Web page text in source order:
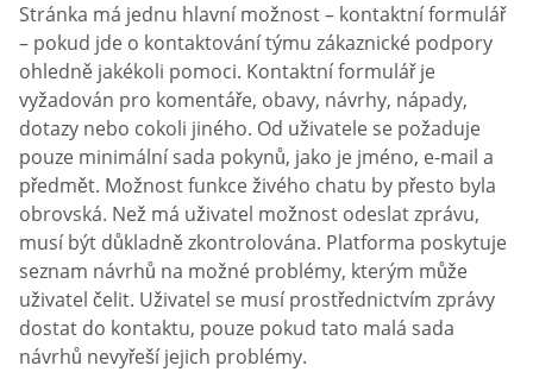
Stránka má jednu hlavní možnost – kontaktní formulář
– pokud jde o kontaktování týmu zákaznické podpory
ohledně jakékoli pomoci. Kontaktní formulář je
vyžadován pro komentáře, obavy, návrhy, nápady,
dotazy nebo cokoli jiného. Od uživatele se požaduje
pouze minimální sada pokynů, jako je jméno, e-mail a
předmět. Možnost funkce živého chatu by přesto byla
obrovská. Než má uživatel možnost odeslat zprávu,
musí být důkladně zkontrolována. Platforma poskytuje
seznam návrhů na možné problémy, kterým může
uživatel čelit. Uživatel se musí prostřednictvím zprávy
dostat do kontaktu, pouze pokud tato malá sada
návrhů nevyřeší jejich problémy.